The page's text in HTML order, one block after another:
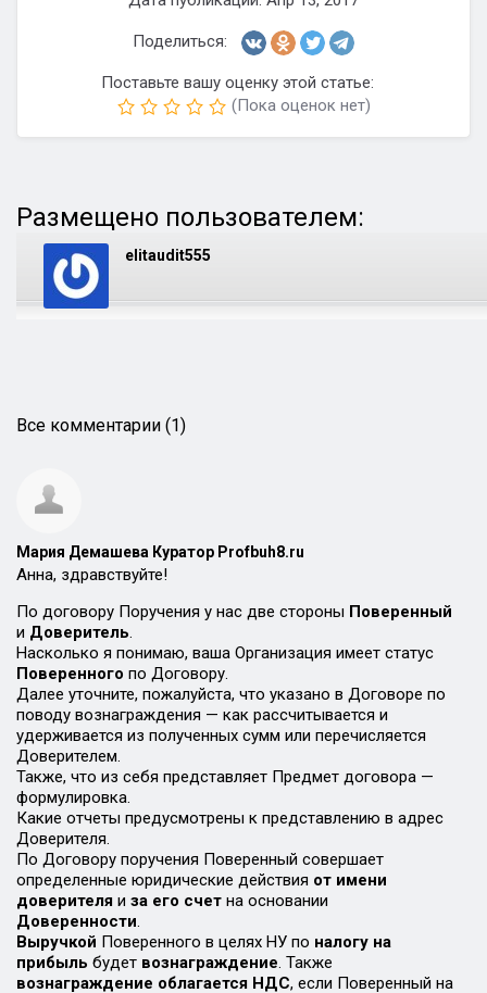
Поделиться:
Поставьте вашу оценку этой статье:
(Пока оценок нет)
Размещено пользователем:
elitaudit555
Все комментарии (1)
Мария Демашева Куратор Profbuh8.ru
Анна, здравствуйте!
По договору Поручения у нас две стороны Поверенный
и Доверитель.
Насколько я понимаю, ваша Организация имеет статус
Поверенного по Договору.
Далее уточните, пожалуйста, что указано в Договоре по
поводу вознаграждения — как рассчитывается и
удерживается из полученных сумм или перечисляется
Доверителем.
Также, что из себя представляет Предмет договора —
формулировка.
Какие отчеты предусмотрены к представлению в адрес
Доверителя.
По Договору поручения Поверенный совершает
определенные юридические действия от имени
доверителя и за его счет на основании
Доверенности.
Выручкой Поверенного в целях НУ по налогу на
прибыль будет вознаграждение. Также
вознаграждение облагается НДС, если Поверенный на